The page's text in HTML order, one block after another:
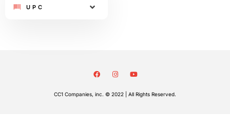
UPC
CC1 Companies, inc. © 2022 | All Rights Reserved.